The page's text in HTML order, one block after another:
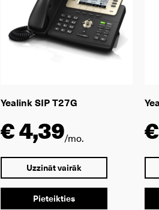
Yealink SIP T27G
€ 4,39/mo.
Uzzināt vairāk
Pieteikties